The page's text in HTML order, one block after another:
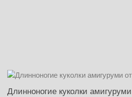
Длинноногие куколки